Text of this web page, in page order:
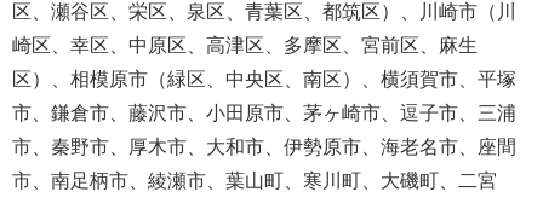
区、瀬谷区、栄区、泉区、青葉区、都筑区）、川崎市（川
崎区、幸区、中原区、高津区、多摩区、宮前区、麻生
区）、相模原市（緑区、中央区、南区）、横須賀市、平塚
市、鎌倉市、藤沢市、小田原市、茅ヶ崎市、逗子市、三浦
市、秦野市、厚木市、大和市、伊勢原市、海老名市、座間
市、南足柄市、綾瀬市、葉山町、寒川町、大磯町、二宮